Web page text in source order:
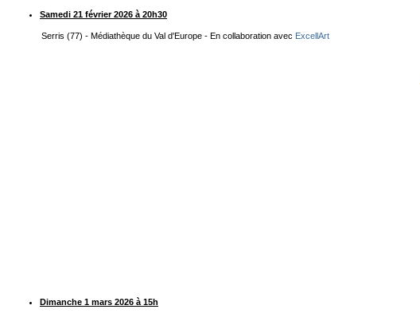
Samedi 21 février 2026 à 20h30
Serris (77) - Médiathèque du Val d'Europe - En collaboration avec ExcellArt
Dimanche 1 mars 2026 à 15h